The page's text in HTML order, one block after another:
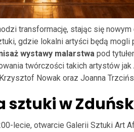
transformację, stając się nowym
gdzie lokalni artyści będą mogli
wystawy malarstwa pod
twórczości takich artystów
Nowak oraz Joanna
sztuki w
lecie, otwarcie Galerii Sztuki Art